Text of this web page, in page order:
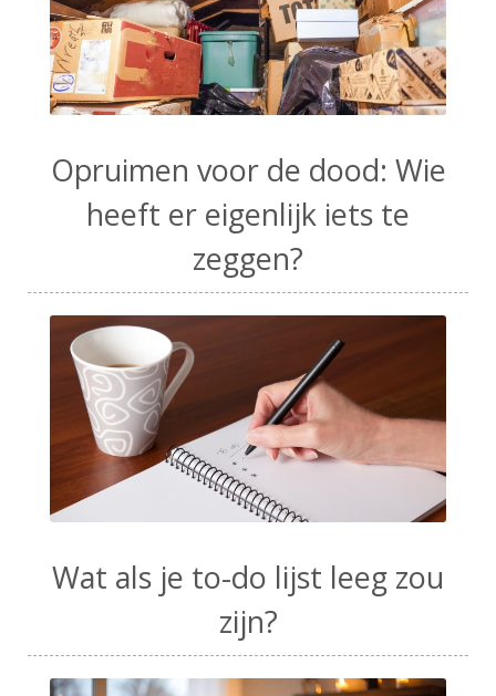
Opruimen voor de dood: Wie
heeft er eigenlijk iets te
zeggen?
Wat als je to-do lijst leeg zou
zijn?